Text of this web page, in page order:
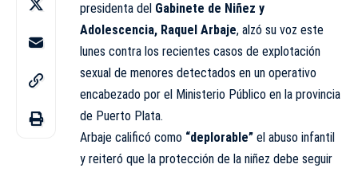
presidenta del Gabinete de Niñez y
Adolescencia, Raquel Arbaje, alzó su voz este
lunes contra los recientes casos de explotación
sexual de menores detectados en un operativo
encabezado por el Ministerio Público en la provincia
de Puerto Plata.
Arbaje calificó como “deplorable” el abuso infantil
y reiteró que la protección de la niñez debe seguir